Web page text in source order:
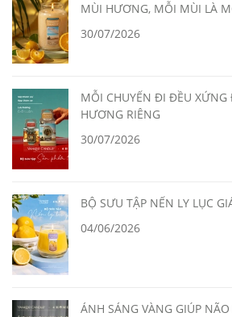
MÙI HƯƠNG, MỖI MÙI LÀ
30/07/2026
MỖI CHUYẾN ĐI ĐỀU
HƯƠNG RIÊNG
30/07/2026
BỘ SƯU TẬP NẾN LY LỤC
04/06/2026
ÁNH SÁNG VÀNG GIÚP